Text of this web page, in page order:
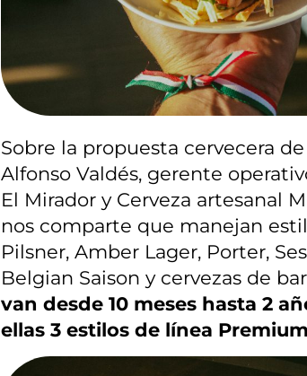
Sobre la propuesta cervecera
Alfonso Valdés, gerente
El Mirador y Cerveza artesanal
nos comparte que manejan
Pilsner, Amber Lager, Porter,
Belgian Saison y cervezas de
van desde 10 meses hasta 2
ellas 3 estilos de línea